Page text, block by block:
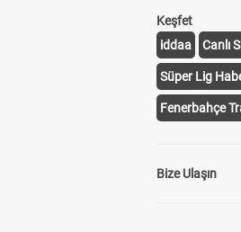
Keşfet
iddaa
Canlı
Süper Lig
Fenerbahçe
Bize Ulaşın